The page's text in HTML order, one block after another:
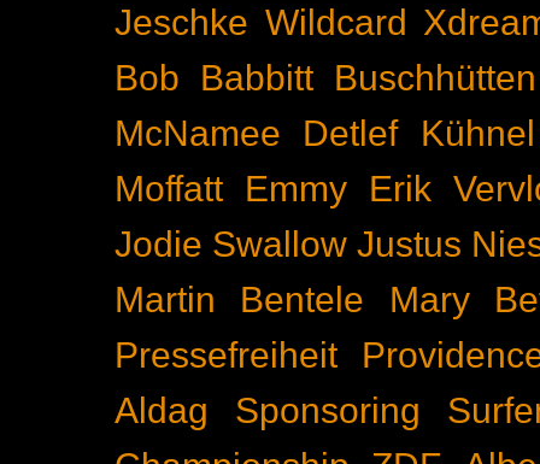
Jeschke Wildcard
Bob Babbitt Buschhütten
McNamee
Detlef Kühnel
Moffatt
Emmy
Erik
Jodie Swallow Justus
Martin Bentele
Mary
Pressefreiheit
Aldag
Sponsoring